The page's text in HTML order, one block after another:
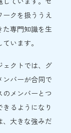
クを扱ううえ
た専門知識を生
います。
ェクトでは、グ
ンバーが合同で
メンバーとつ
るようになり
、大きな強みだ